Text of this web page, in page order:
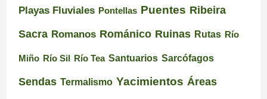
Playas Fluviales Pontellas Puentes Ribeira
Sacra Romanos Románico Ruinas Rutas Río
Miño Río Sil Río Tea Santuarios Sarcófagos
Sendas Termalismo Yacimientos Áreas